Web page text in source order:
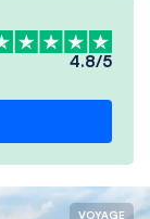
4.8/5
VOYAGE